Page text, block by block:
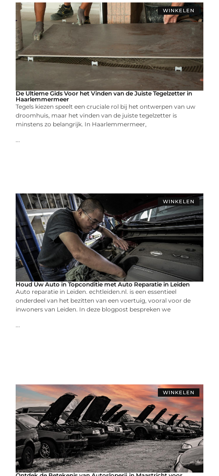
WINKELEN
De Ultieme Gids Voor het Vinden van de Juiste Tegelzetter in
Haarlemmermeer
Tegels kiezen speelt een cruciale rol bij het ontwerpen van uw
droomhuis, maar het vinden van de juiste tegelzetter is
minstens zo belangrijk. In Haarlemmermeer,
...
WINKELEN
Houd Uw Auto in Topconditie met Auto Reparatie in Leiden
Auto reparatie in Leiden. echtleiden.nl. is een essentieel
onderdeel van het bezitten van een voertuig, vooral voor de
inwoners van Leiden. In deze blogpost bespreken we
...
WINKELEN